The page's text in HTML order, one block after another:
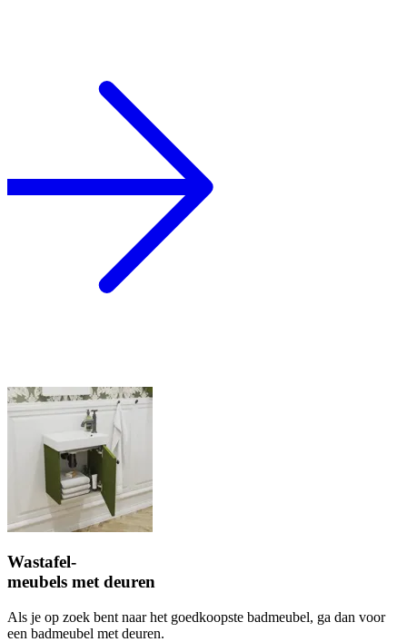
Wastafel-
meubels met deuren
Als je op zoek bent naar het goedkoopste badmeubel, ga dan voor
een badmeubel met deuren.